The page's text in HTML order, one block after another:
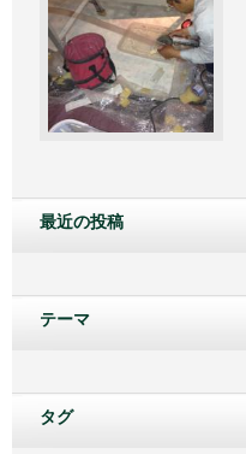
最近の投稿
テーマ
タグ